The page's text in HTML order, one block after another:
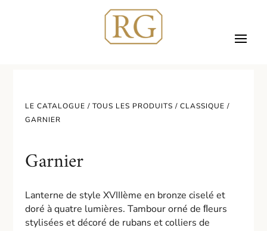
LE CATALOGUE /TOUS LES PRODUITS /CLASSIQUE /
GARNIER
Garnier
Lanterne de style XVIIIème en bronze ciselé et
doré à quatre lumières. Tambour orné de ﬂeurs
stylisées et décoré de rubans et colliers de